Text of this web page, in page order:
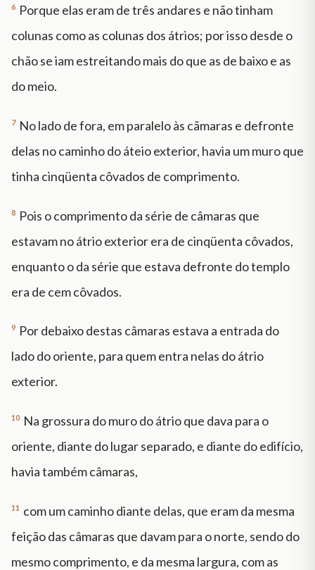
6 Porque elas eram de três andares e não tinham
colunas como as colunas dos átrios; por isso desde o
chão se iam estreitando mais do que as de baixo e as
do meio.
7 No lado de fora, em paralelo às cãmaras e defronte
delas no caminho do áteio exterior, havia um muro que
tinha cinqüenta côvados de comprimento.
8 Pois o comprimento da série de câmaras que
estavam no átrio exterior era de cinqüenta côvados,
enquanto o da série que estava defronte do templo
era de cem côvados.
9 Por debaixo destas câmaras estava a entrada do
lado do oriente, para quem entra nelas do átrio
exterior.
10 Na grossura do muro do átrio que dava para o
oriente, diante do lugar separado, e diante do edifício,
havia também câmaras,
11 com um caminho diante delas, que eram da mesma
feição das câmaras que davam para o norte, sendo do
mesmo comprimento, e da mesma largura, com as